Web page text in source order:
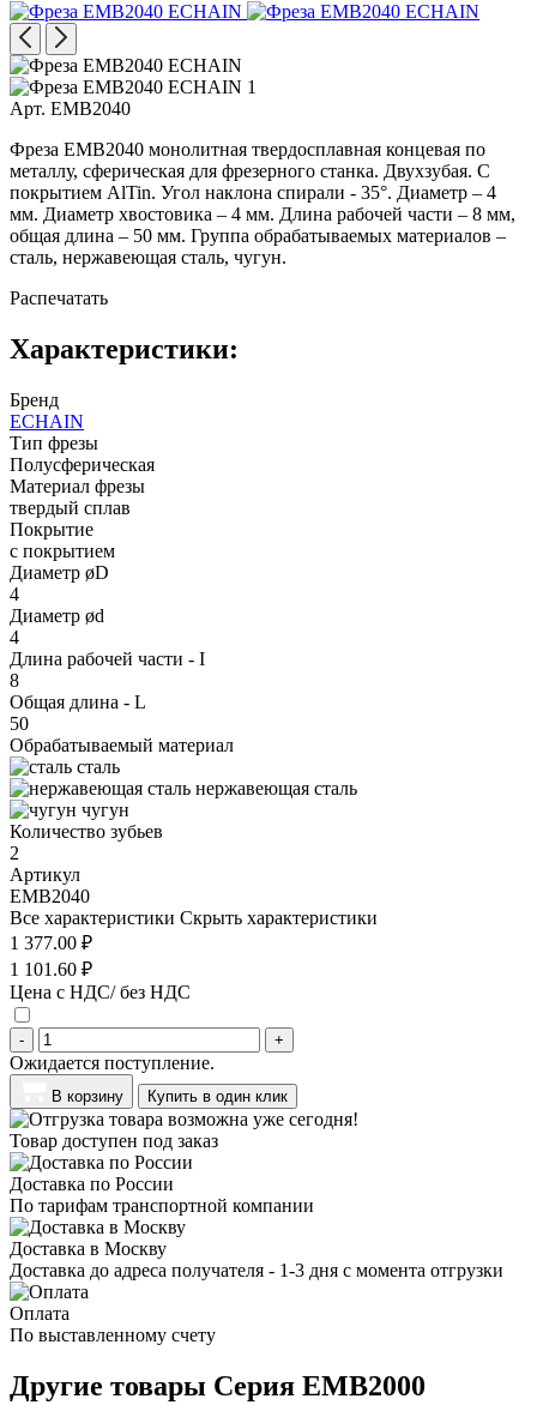
Арт. EMB2040
Фреза EMB2040 монолитная твердосплавная концевая по
металлу, сферическая для фрезерного станка. Двухзубая. С
покрытием AlTin. Угол наклона спирали - 35°. Диаметр – 4
мм. Диаметр хвостовика – 4 мм. Длина рабочей части – 8 мм,
общая длина – 50 мм. Группа обрабатываемых материалов –
сталь, нержавеющая сталь, чугун.
Распечатать
Характеристики:
Бренд
ECHAIN
Тип фрезы
Полусферическая
Материал фрезы
твердый сплав
Покрытие
с покрытием
Диаметр øD
4
Диаметр ød
4
Длина рабочей части - I
8
Общая длина - L
50
Обрабатываемый материал
сталь
нержавеющая сталь
чугун
Количество зубьев
2
Артикул
EMB2040
Все характеристики Скрыть характеристики
1 377.00 ₽
1 101.60 ₽
Цена с НДС/ без НДС
- +
Ожидается поступление.
В корзину Купить в один клик
Товар доступен под заказ
Доставка по России
По тарифам транспортной компании
Доставка в Москву
Доставка до адреса получателя - 1-3 дня с момента отгрузки
Оплата
По выставленному счету
Другие товары Серия EMB2000